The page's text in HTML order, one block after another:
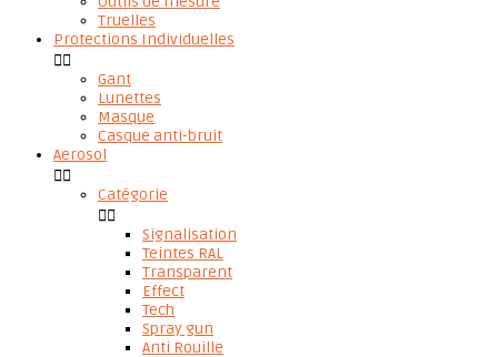
Truelles
Protections Individuelles

Gant
Lunettes
Masque
Casque anti-bruit
Aerosol

Catégorie

Signalisation
Teintes RAL
Transparent
Effect
Tech
Spray gun
Anti Rouille